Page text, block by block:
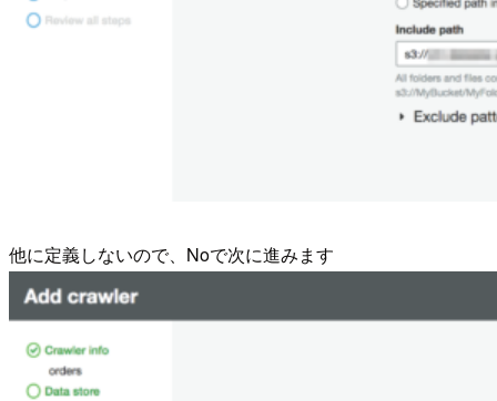
他に定義しないので、Noで次に進みます